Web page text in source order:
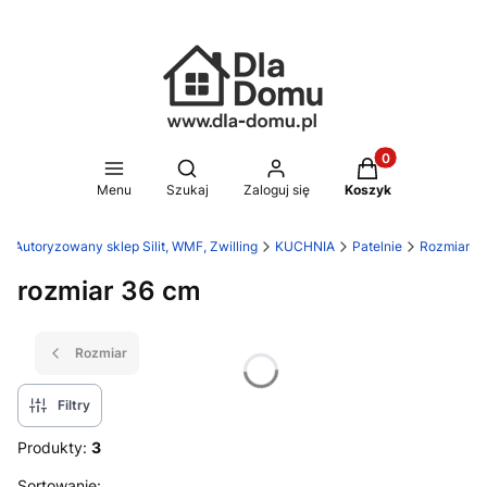
Menu
Otwórz wyszukiwarkę
Szukaj Zaloguj się
Produkty w
Koszyk
- Autoryzowany sklep Silit, WMF, Zwilling KUCHNIA Patelnie Rozmiar
rozmiar 36 cm
Rozmiar
Filtry
Produkty: 3